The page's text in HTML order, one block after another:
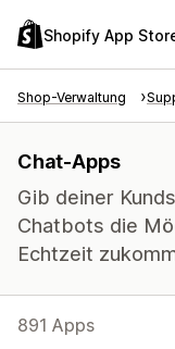
Shopify App
Shop-Verwaltung
Chat-Apps
Gib deiner
Chatbots die
Echtzeit
891 Apps